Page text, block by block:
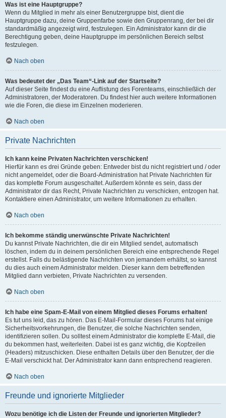
Was ist eine Hauptgruppe?
Wenn du Mitglied in mehr als einer Benutzergruppe bist, dient die
Hauptgruppe dazu, deine Gruppenfarbe sowie den Gruppenrang, der bei dir
standardmäßig angezeigt wird, festzulegen. Ein Administrator kann dir die
Berechtigung geben, deine Hauptgruppe im persönlichen Bereich selbst
festzulegen.
Nach oben
Was bedeutet der „Das Team“-Link auf der Startseite?
Auf dieser Seite findest du eine Auflistung des Forenteams, einschließlich der
Administratoren, der Moderatoren. Du findest hier auch weitere Informationen
wie die Foren, die diese im Einzelnen moderieren.
Nach oben
Private Nachrichten
Ich kann keine Privaten Nachrichten verschicken!
Hierfür kann es drei Gründe geben: Entweder bist du nicht registriert und / oder
nicht angemeldet, oder die Board-Administration hat Private Nachrichten für
das komplette Forum ausgeschaltet. Außerdem könnte es sein, dass der
Administrator dir das Recht, Private Nachrichten zu verschicken, entzogen hat.
Kontaktiere einen Administrator, um weitere Informationen zu erhalten.
Nach oben
Ich bekomme ständig unerwünschte Private Nachrichten!
Du kannst Private Nachrichten, die dir ein Mitglied sendet, automatisch
löschen, indem du in deinem persönlichen Bereich eine entsprechende Regel
erstellst. Falls du belästigende Nachrichten von jemandem erhältst, so kannst
du dies auch einem Administrator melden. Dieser kann dem betreffenden
Mitglied dann verbieten, Private Nachrichten zu versenden.
Nach oben
Ich habe eine Spam-E-Mail von einem Mitglied dieses Forums erhalten!
Es tut uns leid, das zu hören. Das E-Mail-Formular dieses Forums hat einige
Sicherheitsvorkehrungen, die Benutzer, die solche Nachrichten senden,
identifizieren sollen. Du solltest einem Administrator die komplette E-Mail, die
du bekommen hast, weiterleiten. Dabei ist es ganz wichtig, die Kopfzeilen
(Headers) mitzuschicken. Diese enthalten Details über den Benutzer, der die
E-Mail verschickt hat. Der Administrator kann dann entsprechend reagieren.
Nach oben
Freunde und ignorierte Mitglieder
Wozu benötige ich die Listen der Freunde und ignorierten Mitglieder?